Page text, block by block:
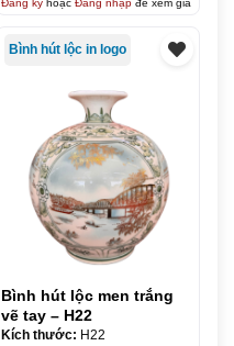
Bình hút lộc in logo
Bình hút lộc men trắng
vẽ tay – H22
Kích thước: H22